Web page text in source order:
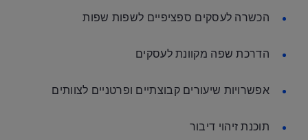
הכשרה לעסקים ספציפיים לשפות שפות
הדרכת שפה מקוונת לעסקים
אפשרויות שיעורים קבוצתיים ופרטניים לצוותים
תוכנת זיהוי דיבור